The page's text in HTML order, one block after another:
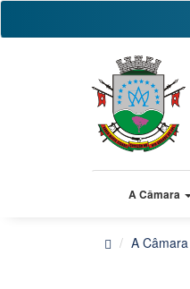
A Câmara
A Câmara